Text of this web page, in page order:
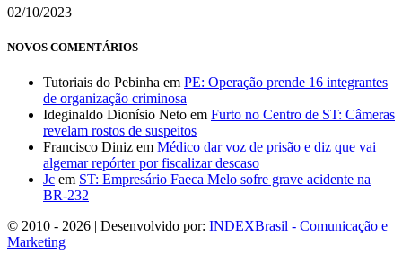
02/10/2023
NOVOS COMENTÁRIOS
Tutoriais do Pebinha em PE: Operação prende 16 integrantes
de organização criminosa
Ideginaldo Dionísio Neto em Furto no Centro de ST: Câmeras
revelam rostos de suspeitos
Francisco Diniz em Médico dar voz de prisão e diz que vai
algemar repórter por fiscalizar descaso
Jc em ST: Empresário Faeca Melo sofre grave acidente na
BR-232
© 2010 - 2026 | Desenvolvido por: INDEXBrasil - Comunicação e
Marketing